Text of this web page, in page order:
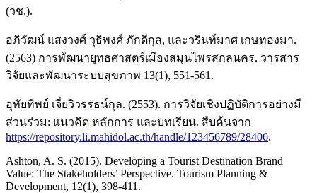
(วช.).
อภิวัฒน์ แสงวงศ์ วุธิพงศ์ ภักดีกุล, และวรินท์มาศ เกษทองมา.
(2563) การพัฒนายุทธศาสตร์เมืองสมุนไพรสกลนคร. วารสาร
วิจัยและพัฒนาระบบสุขภาพ 13(1), 551-561.
อุทัยทิพย์ เจี่ยวิวรรธน์กุล. (2553). การวิจัยเชิงปฏิบัติการอย่างมี
ส่วนร่วม: แนวคิด หลักการ และบทเรียน. สืบค้นจาก
https://repository.li.mahidol.ac.th/handle/123456789/28406.
Ashton, A. S. (2015). Developing a Tourist Destination Brand
Value: The Stakeholders’ Perspective. Tourism Planning &
Development, 12(1), 398-411.